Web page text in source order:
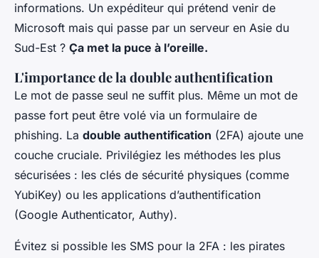
informations. Un expéditeur qui prétend venir de
Microsoft mais qui passe par un serveur en Asie du
Sud-Est ? Ça met la puce à l’oreille.
L'importance de la double authentification
Le mot de passe seul ne suffit plus. Même un mot de
passe fort peut être volé via un formulaire de
phishing. La double authentification (2FA) ajoute une
couche cruciale. Privilégiez les méthodes les plus
sécurisées : les clés de sécurité physiques (comme
YubiKey) ou les applications d’authentification
(Google Authenticator, Authy).
Évitez si possible les SMS pour la 2FA : les pirates